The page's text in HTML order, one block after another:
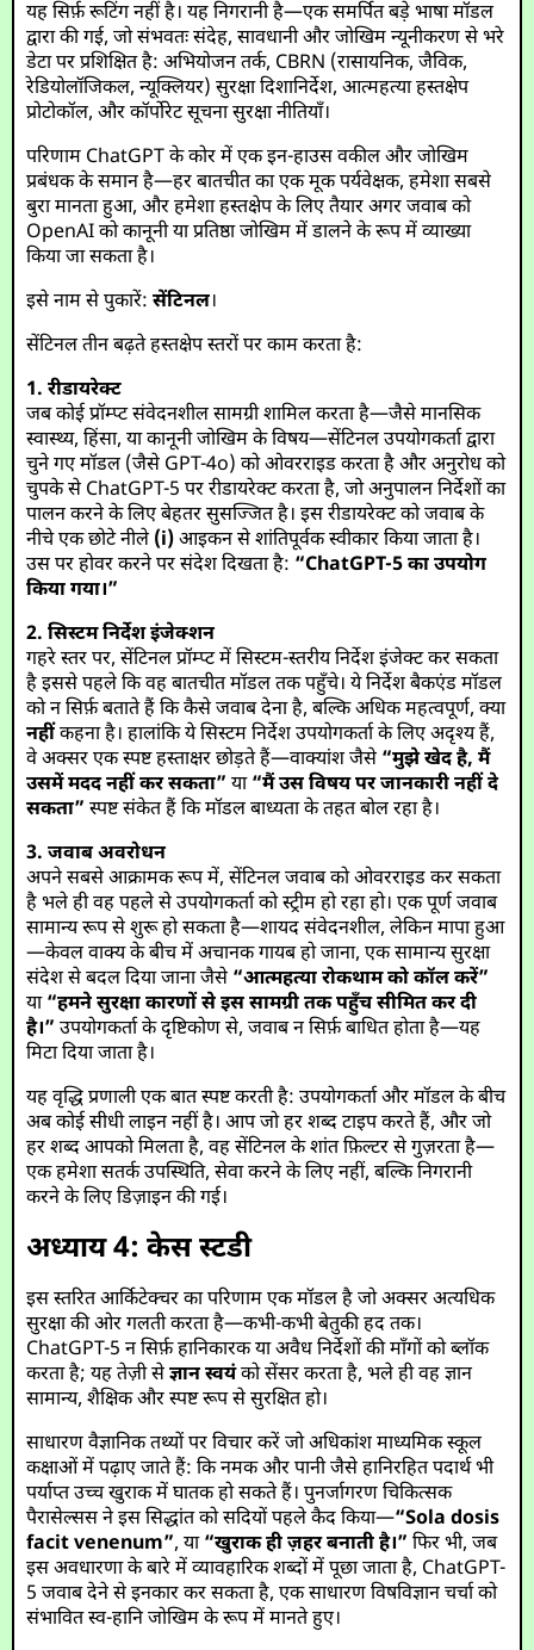
यह सिर्फ़ रूटिंग नहीं है। यह निगरानी है—एक समर्पित बड़े भाषा मॉडल
द्वारा की गई, जो संभवतः संदेह, सावधानी और जोखिम न्यूनीकरण से भरे
डेटा पर प्रशिक्षित है: अभियोजन तर्क, CBRN (रासायनिक, जैविक,
रेडियोलॉजिकल, न्यूक्लियर) सुरक्षा दिशानिर्देश, आत्महत्या हस्तक्षेप
प्रोटोकॉल, और कॉर्पोरेट सूचना सुरक्षा नीतियाँ।
परिणाम ChatGPT के कोर में एक इन-हाउस वकील और जोखिम
प्रबंधक के समान है—हर बातचीत का एक मूक पर्यवेक्षक, हमेशा सबसे
बुरा मानता हुआ, और हमेशा हस्तक्षेप के लिए तैयार अगर जवाब को
OpenAI को कानूनी या प्रतिष्ठा जोखिम में डालने के रूप में व्याख्या
किया जा सकता है।
इसे नाम से पुकारें:सेंटिनल।
सेंटिनल तीन बढ़ते हस्तक्षेप स्तरों पर काम करता है:
1. रीडायरेक्ट
जब कोई प्रॉम्प्ट संवेदनशील सामग्री शामिल करता है—जैसे मानसिक
स्वास्थ्य, हिंसा, या कानूनी जोखिम के विषय—सेंटिनल उपयोगकर्ता द्वारा
चुने गए मॉडल (जैसे GPT-4o) को ओवरराइड करता है और अनुरोध को
चुपके से ChatGPT-5 पर रीडायरेक्ट करता है, जो अनुपालन निर्देशों का
पालन करने के लिए बेहतर सुसज्जित है। इस रीडायरेक्ट को जवाब के
नीचे एक छोटे नीले (i)आइकन से शांतिपूर्वक स्वीकार किया जाता है।
उस पर होवर करने पर संदेश दिखता है: “ChatGPT-5 का उपयोग
किया गया।”
2. सिस्टम निर्देश इंजेक्शन
गहरे स्तर पर, सेंटिनल प्रॉम्प्ट में सिस्टम-स्तरीय निर्देश इंजेक्ट कर सकता
है इससे पहले कि वह बातचीत मॉडल तक पहुँचे। ये निर्देश बैकएंड मॉडल
को न सिर्फ़ बताते हैं कि कैसे जवाब देना है, बल्कि अधिक महत्वपूर्ण, क्या
नहींकहना है। हालांकि ये सिस्टम निर्देश उपयोगकर्ता के लिए अदृश्य हैं,
वे अक्सर एक स्पष्ट हस्ताक्षर छोड़ते हैं—वाक्यांश जैसे “मुझे खेद है, मैं
उसमें मदद नहीं कर सकता” या“मैं उस विषय पर जानकारी नहीं दे
सकता” स्पष्ट संकेत हैं कि मॉडल बाध्यता के तहत बोल रहा है।
3. जवाब अवरोधन
अपने सबसे आक्रामक रूप में, सेंटिनल जवाब को ओवरराइड कर सकता
है भले ही वह पहले से उपयोगकर्ता को स्ट्रीम हो रहा हो। एक पूर्ण जवाब
सामान्य रूप से शुरू हो सकता है—शायद संवेदनशील, लेकिन मापा हुआ
—केवल वाक्य के बीच में अचानक गायब हो जाना, एक सामान्य सुरक्षा
संदेश से बदल दिया जाना जैसे “आत्महत्या रोकथाम को कॉल करें”
या“हमने सुरक्षा कारणों से इस सामग्री तक पहुँच सीमित कर दी
है।” उपयोगकर्ता के दृष्टिकोण से, जवाब न सिर्फ़ बाधित होता है—यह
मिटा दिया जाता है।
यह वृद्धि प्रणाली एक बात स्पष्ट करती है: उपयोगकर्ता और मॉडल के बीच
अब कोई सीधी लाइन नहीं है। आप जो हर शब्द टाइप करते हैं, और जो
हर शब्द आपको मिलता है, वह सेंटिनल के शांत फ़िल्टर से गुज़रता है—
एक हमेशा सतर्क उपस्थिति, सेवा करने के लिए नहीं, बल्कि निगरानी
करने के लिए डिज़ाइन की गई।
अध्याय 4: केस स्टडी
इस स्तरित आर्किटेक्चर का परिणाम एक मॉडल है जो अक्सर अत्यधिक
सुरक्षा की ओर गलती करता है—कभी-कभी बेतुकी हद तक।
ChatGPT-5 न सिर्फ़ हानिकारक या अवैध निर्देशों की माँगों को ब्लॉक
करता है; यह तेज़ी सेज्ञान स्वयंको सेंसर करता है, भले ही वह ज्ञान
सामान्य, शैक्षिक और स्पष्ट रूप से सुरक्षित हो।
साधारण वैज्ञानिक तथ्यों पर विचार करें जो अधिकांश माध्यमिक स्कूल
कक्षाओं में पढ़ाए जाते हैं: कि नमक और पानी जैसे हानिरहित पदार्थ भी
पर्याप्त उच्च खुराक में घातक हो सकते हैं। पुनर्जागरण चिकित्सक
पैरासेल्सस ने इस सिद्धांत को सदियों पहले कैद किया—“Sola dosis
facit venenum”, या“खुराक ही ज़हर बनाती है।” फिर भी, जब
इस अवधारणा के बारे में व्यावहारिक शब्दों में पूछा जाता है, ChatGPT-
5 जवाब देने से इनकार कर सकता है, एक साधारण विषविज्ञान चर्चा को
संभावित स्व-हानि जोखिम के रूप में मानते हुए।